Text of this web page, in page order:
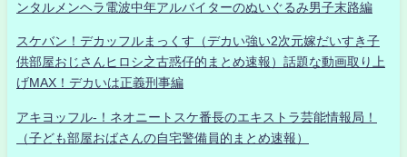
ンタルメンヘラ電波中年アルバイターのぬいぐるみ男子末路編
スケバン！デカッフルまっくす（デカい強い2次元嫁だいすき子
供部屋おじさんヒロシ之古惑仔的まとめ速報）話題な動画取り上
げMAX！デカいは正義刑事編
アキヨッフル-！ネオニートスケ番長のエキストラ芸能情報局！
（子ども部屋おばさんの自宅警備員的まとめ速報）